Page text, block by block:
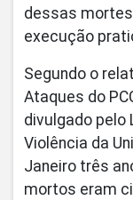
dessas
execução
Segundo o
Ataques do
divulgado pelo
Violência da
Janeiro três
mortos eram